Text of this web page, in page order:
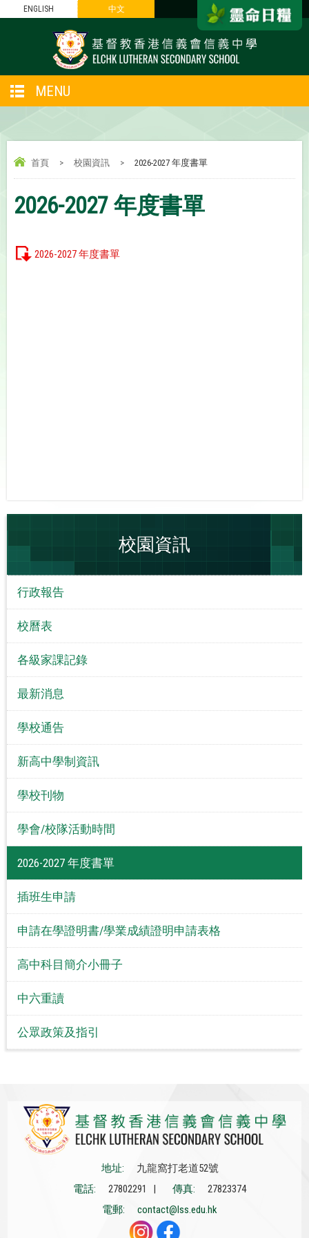
ENGLISH 中文
MENU
首頁 > 校園資訊 > 2026-2027 年度書單
2026-2027 年度書單
2026-2027 年度書單
校園資訊
行政報告
校曆表
各級家課記錄
最新消息
學校通告
新高中學制資訊
學校刊物
學會/校隊活動時間
2026-2027 年度書單
插班生申請
申請在學證明書/學業成績證明申請表格
高中科目簡介小冊子
中六重讀
公眾政策及指引
地址:
九龍窩打老道52號
電話:
27802291 | 傳真:
27823374
電郵:
contact@lss.edu.hk